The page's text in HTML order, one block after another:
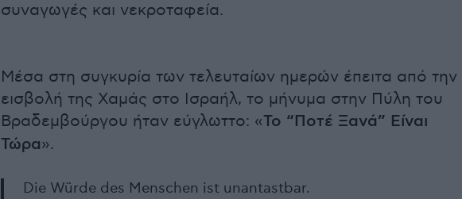
συναγωγές και νεκροταφεία.
Μέσα στη συγκυρία των τελευταίων ημερών έπειτα από την
εισβολή της Χαμάς στο Ισραήλ, το μήνυμα στην Πύλη του
Βραδεμβούργου ήταν εύγλωττο: «Το “Ποτέ Ξανά” Είναι
Τώρα».
Die Würde des Menschen ist unantastbar.